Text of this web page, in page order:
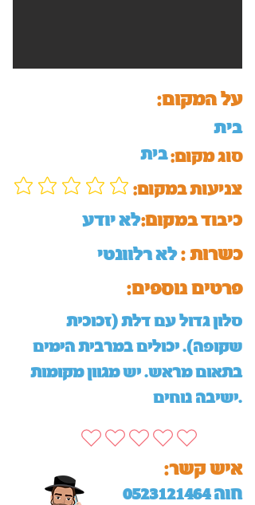
על המקום:
בית
סוג מקום:בית
:צניעות במקום
לא יודעכיבוד במקום:
לא רלוונטי כשרות :
:פרטים נוספים
סלון גדול עם דלת (זכוכית
שקופה). יכולים במרבית הימים
בתאום מראש. יש מגוון מקומות
ישיבה נוחים.
חוה0523121464
:איש קשר